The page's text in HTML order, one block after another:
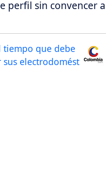
perfil sin convencer a